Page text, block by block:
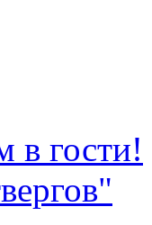
в гости!